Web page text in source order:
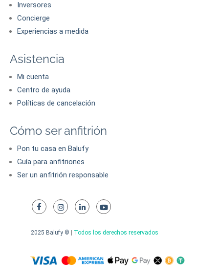
Inversores
Concierge
Experiencias a medida
Asistencia
Mi cuenta
Centro de ayuda
Políticas de cancelación
Cómo ser anfitrión
Pon tu casa en Balufy
Guía para anfitriones
Ser un anfitrión responsable
2025 Balufy © Todos los derechos reservados